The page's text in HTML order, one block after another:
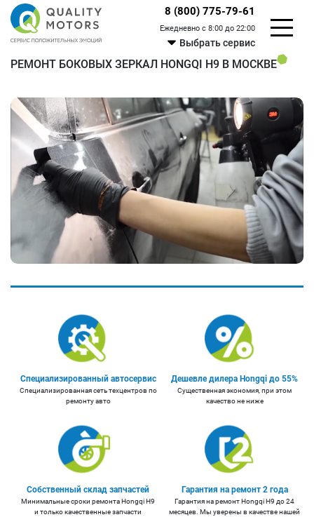
8 (800) 775-79-61
Ежедневно с 8:00 до 22:00
Выбрать сервис
РЕМОНТ БОКОВЫХ ЗЕРКАЛ HONGQI H9 В МОСКВЕ
Специализированный автосервис
Специализированная сеть техцентров по
ремонту авто
Дешевле дилера Hongqi до 55%
Существенная экономия, при этом
качество не ниже
Собственный склад запчастей
Минимальные сроки ремонта Hongqi H9
и только качественные запчасти
Гарантия на ремонт 2 года
Гарантия на ремонт Hongqi H9 до 24
месяцев. Мы уверены в качестве нашей